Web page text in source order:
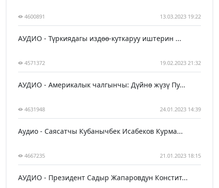
4600891 13.03.2023 19:22
АУДИО - Түркиядагы издөө-куткаруу иштерин ...
4571372 19.02.2023 21:32
АУДИО - Америкалык чалгынчы: Дүйнө жүзү Пу...
4631948 24.01.2023 14:39
Аудио - Саясатчы Кубанычбек Исабеков Курма...
4667235 21.01.2023 18:15
АУДИО - Президент Садыр Жапаровдун Констит...